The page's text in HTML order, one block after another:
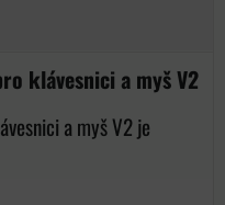
klávesnici a myš V2
a myš V2 je